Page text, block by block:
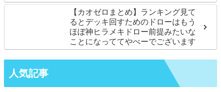
【カオゼロまとめ】ランキング見て
るとデッキ回すためのドローはもう
ほぼ神ヒラメキドロー前提みたいな
ことになっててやべーでございます
人気記事